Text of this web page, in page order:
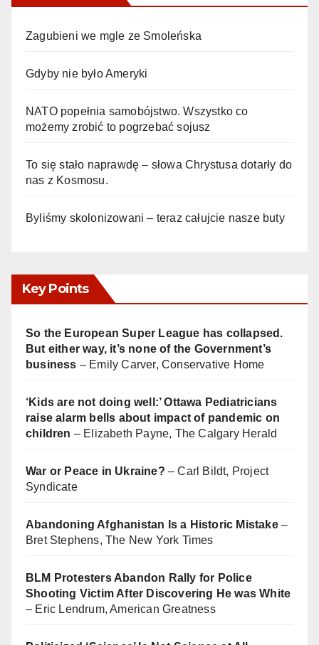
Zagubieni we mgle ze Smoleńska
Gdyby nie było Ameryki
NATO popełnia samobójstwo. Wszystko co
możemy zrobić to pogrzebać sojusz
To się stało naprawdę – słowa Chrystusa dotarły do
nas z Kosmosu.
Byliśmy skolonizowani – teraz całujcie nasze buty
Key Points
So the European Super League has collapsed.
But either way, it’s none of the Government’s
business – Emily Carver, Conservative Home
‘Kids are not doing well:’ Ottawa Pediatricians
raise alarm bells about impact of pandemic on
children – Elizabeth Payne, The Calgary Herald
War or Peace in Ukraine? – Carl Bildt, Project
Syndicate
Abandoning Afghanistan Is a Historic Mistake–
Bret Stephens, The New York Times
BLM Protesters Abandon Rally for Police
Shooting Victim After Discovering He was White
– Eric Lendrum, American Greatness